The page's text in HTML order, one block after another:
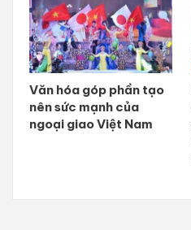
Văn hóa góp phần tạo
nên sức mạnh của
ngoại giao Việt Nam